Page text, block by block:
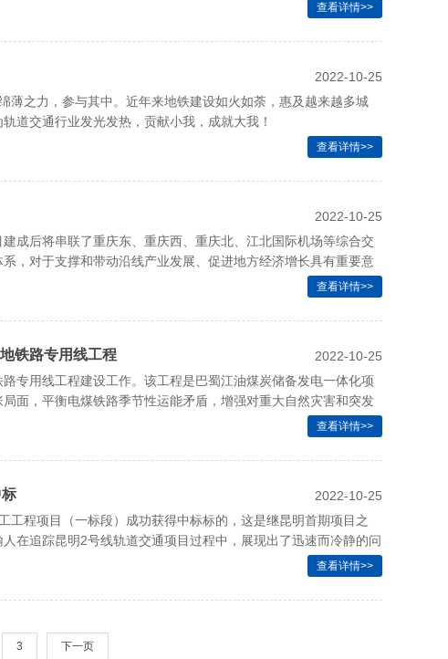
查看详情>>
2022-10-25
薄之力，参与其中。近年来地铁建设如火如荼，惠及越来越多城
道交通行业发光发热，贡献小我，成就大我！
查看详情>>
2022-10-25
成后将串联了重庆东、重庆西、重庆北、江北国际机场等综合交
，对于支撑和带动沿线产业发展、促进地方经济增长具有重要意
查看详情>>
2022-10-25
铁路专用线工程
专用线工程建设工作。该工程是巴蜀江油煤炭储备发电一体化项
面，平衡电煤铁路季节性运能矛盾，增强对重大自然灾害和突发
查看详情>>
2022-10-25
工程项目（一标段）成功获得中标标的，这是继昆明首期项目之
在追踪昆明2号线轨道交通项目过程中，展现出了迅速而冷静的问
此祝愿威斯翰日后在更多地区市场扩大战果，同时威斯翰人不应
取一个又一个的成功，取得更多的胜利，惟是勉之。
查看详情>>
3 下一页